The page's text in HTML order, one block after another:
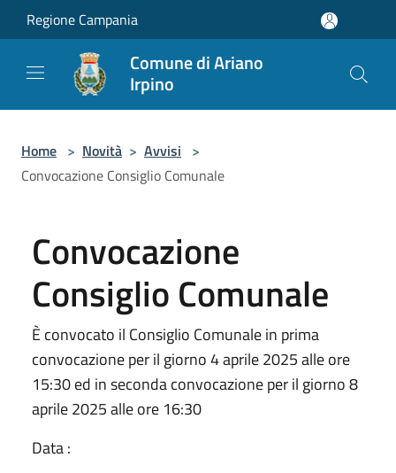
Salta al contenuto principale
Regione Campania
Comune di Ariano
Irpino
Home > Novità > Avvisi >
Convocazione Consiglio Comunale
Convocazione
Consiglio Comunale
È convocato il Consiglio Comunale in prima
convocazione per il giorno 4 aprile 2025 alle ore
15:30 ed in seconda convocazione per il giorno 8
aprile 2025 alle ore 16:30
Data :